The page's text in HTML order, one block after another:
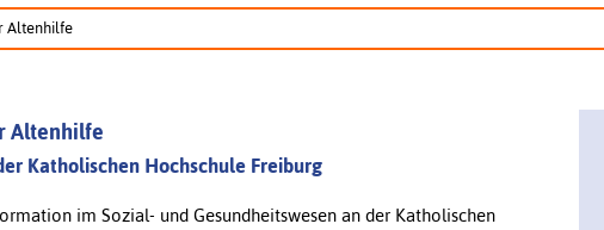
Altenhilfe
Altenhilfe
Katholischen Hochschule Freiburg
im Sozial- und Gesundheitswesen an der Katholischen